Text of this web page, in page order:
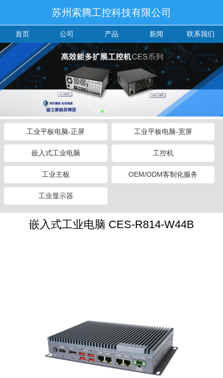
苏州索腾工控科技有限公司
首页 公司 产品 新闻 联系我们
工业平板电脑-正屏 工业平板电脑-宽屏
嵌入式工业电脑 工控机
工业主板 OEM/ODM客制化服务
工业显示器
嵌入式工业电脑 CES-R814-W44B